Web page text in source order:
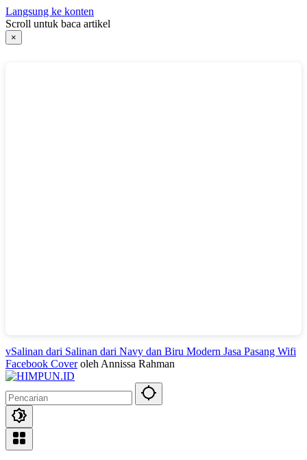
Langsung ke konten
Scroll untuk baca artikel
×
vSalinan dari Salinan dari Navy dan Biru Modern Jasa Pasang Wifi
Facebook Coveroleh Annissa Rahman